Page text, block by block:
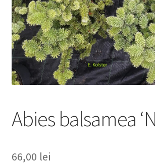
Abies balsamea
66,00 lei